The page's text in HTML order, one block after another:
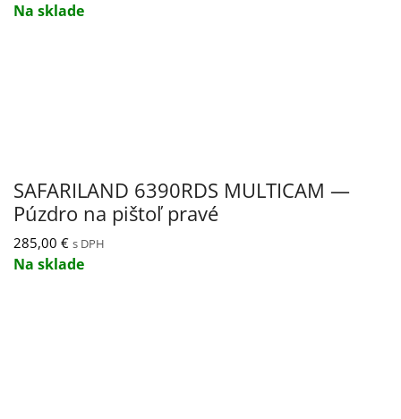
Na sklade
SAFARILAND 6390RDS MULTICAM —
Púzdro na pištoľ pravé
285,00 € s DPH
Na sklade